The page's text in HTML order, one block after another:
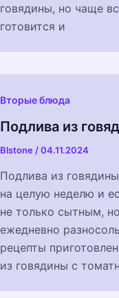
говядины, но чаще
готовится и
Вторые блюда
Подлива из
Blstone /04.11.2024
Подлива из
на целую неделю и
не только сытным,
ежедневно
рецепты
из говядины с